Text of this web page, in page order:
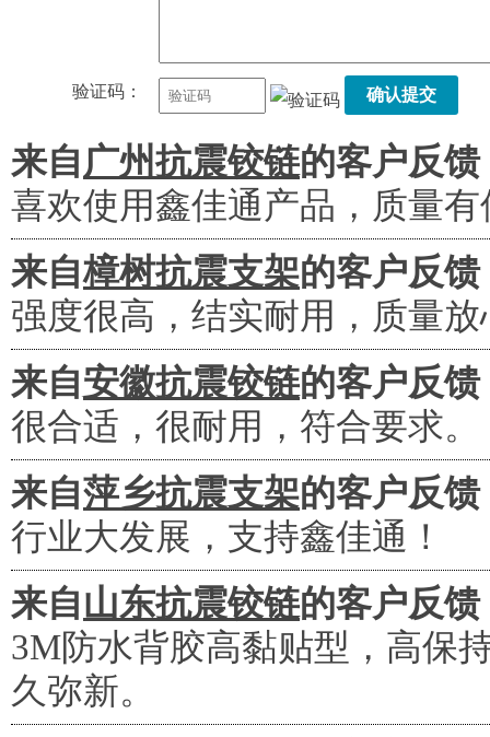
验证码： 确认提交
来自广州抗震铰链的客户反馈
喜欢使用鑫佳通产品，质量有
来自樟树抗震支架的客户反馈
强度很高，结实耐用，质量
来自安徽抗震铰链的客户反馈
很合适，很耐用，符合要求。
来自萍乡抗震支架的客户反馈
行业大发展，支持鑫佳通！
来自山东抗震铰链的客户反馈
3M防水背胶高黏贴型，高保
久弥新。